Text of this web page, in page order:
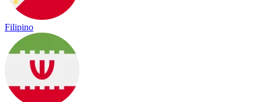
Filipino